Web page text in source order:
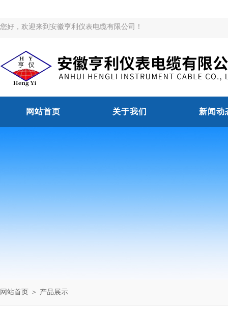
您好，欢迎来到安徽亨利仪表电缆有限公司！
网站首页 关于我们 新闻动
网站首页 ＞ 产品展示